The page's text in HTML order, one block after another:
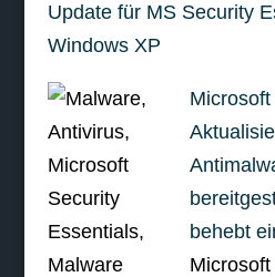
Update für MS Security
Windows XP
behebt